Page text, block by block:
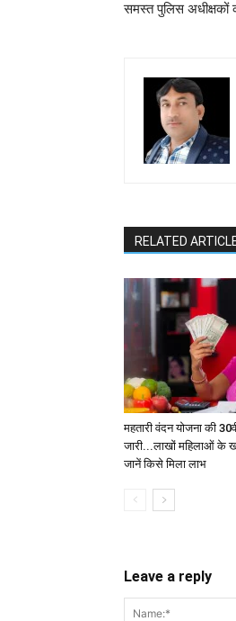
समस्त पुलिस अधीक्षकों
RELATED
महतारी वंदन योजना की
जारी...लाखों महिलाओं के
जानें किसे मिला लाभ
Leave a reply